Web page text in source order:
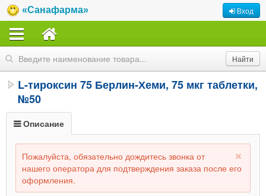
«Санафарма» Вход
L-тироксин 75 Берлин-Хеми, 75 мкг таблетки,
№50
Описание
Пожалуйста, обязательно дождитесь звонка от
нашего оператора для подтверждения заказа после его
оформления.